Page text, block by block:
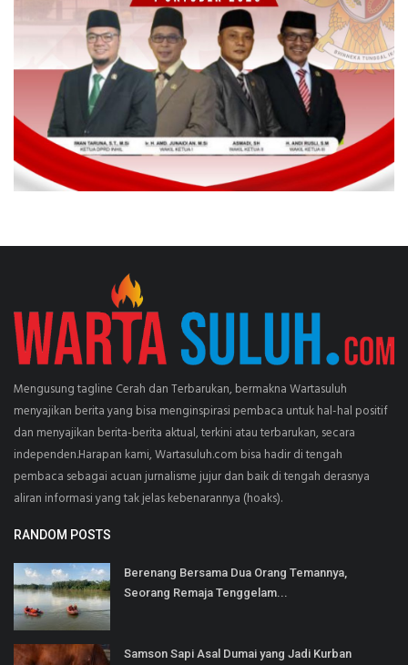
Mengusung tagline Cerah dan Terbarukan, bermakna Wartasuluh
menyajikan berita yang bisa menginspirasi pembaca untuk hal-hal positif
dan menyajikan berita-berita aktual, terkini atau terbarukan, secara
independen.Harapan kami, Wartasuluh.com bisa hadir di tengah
pembaca sebagai acuan jurnalisme jujur dan baik di tengah derasnya
aliran informasi yang tak jelas kebenarannya (hoaks).
RANDOM POSTS
Berenang Bersama Dua Orang Temannya,
Seorang Remaja Tenggelam...
Samson Sapi Asal Dumai yang Jadi Kurban